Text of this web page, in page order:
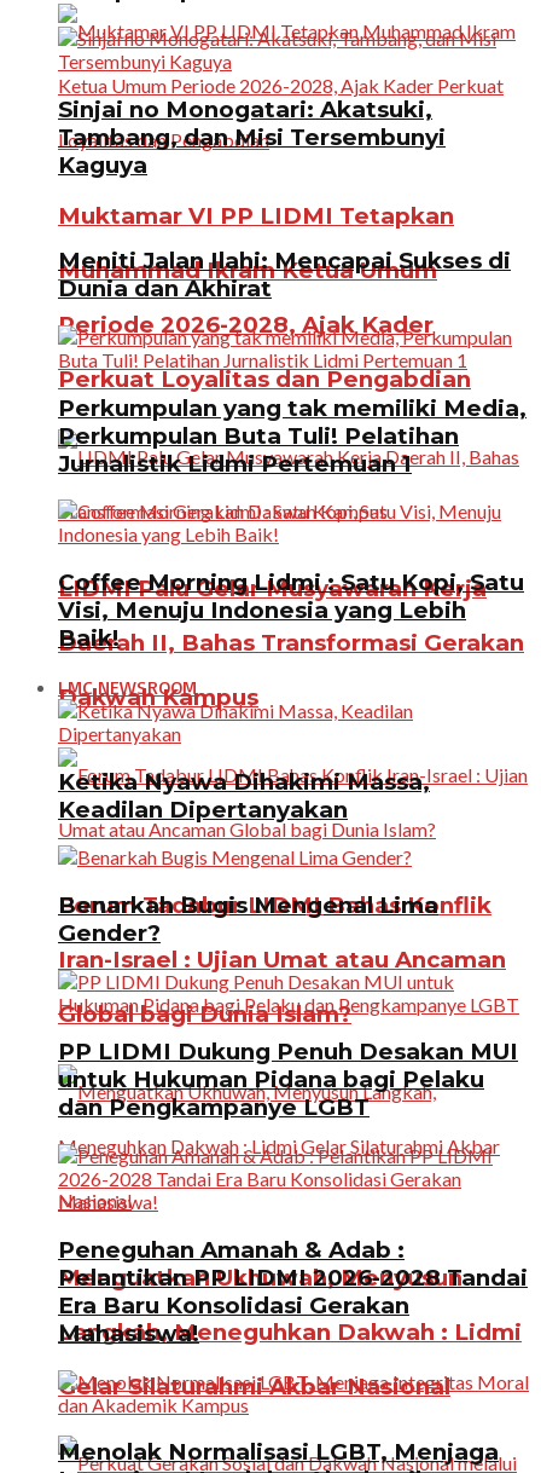
Muktamar VI PP LIDMI Tetapkan
Muhammad Ikram Ketua Umum
Periode 2026-2028, Ajak Kader
Perkuat Loyalitas dan Pengabdian
LIDMI Palu Gelar Musyawarah Kerja
Daerah II, Bahas Transformasi Gerakan
Dakwah Kampus
Forum Tadabur LIDMI Bahas Konflik
Iran-Israel : Ujian Umat atau Ancaman
Global bagi Dunia Islam?
Menguatkan Ukhuwah, Menyusun
Langkah, Meneguhkan Dakwah : Lidmi
Gelar Silaturahmi Akbar Nasional
Sinjai no Monogatari: Akatsuki,
Tambang, dan Misi Tersembunyi
Kaguya
Meniti Jalan Ilahi: Mencapai Sukses di
Dunia dan Akhirat
Perkumpulan yang tak memiliki Media,
Perkumpulan Buta Tuli! Pelatihan
Jurnalistik Lidmi Pertemuan 1
Coffee Morning Lidmi : Satu Kopi, Satu
Visi, Menuju Indonesia yang Lebih
Baik!
LMC NEWSROOM
Ketika Nyawa Dihakimi Massa,
Keadilan Dipertanyakan
Benarkah Bugis Mengenal Lima
Gender?
PP LIDMI Dukung Penuh Desakan MUI
untuk Hukuman Pidana bagi Pelaku
dan Pengkampanye LGBT
Peneguhan Amanah & Adab :
Pelantikan PP LIDMI 2026-2028 Tandai
Era Baru Konsolidasi Gerakan
Mahasiswa!
Menolak Normalisasi LGBT, Menjaga